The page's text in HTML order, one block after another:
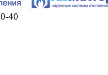
40